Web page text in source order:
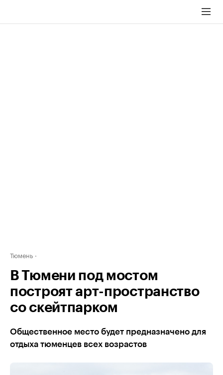
Тюмень
В Тюмени под мостом
построят арт-пространство
со скейтпарком
Общественное место будет предназначено для
отдыха тюменцев всех возрастов